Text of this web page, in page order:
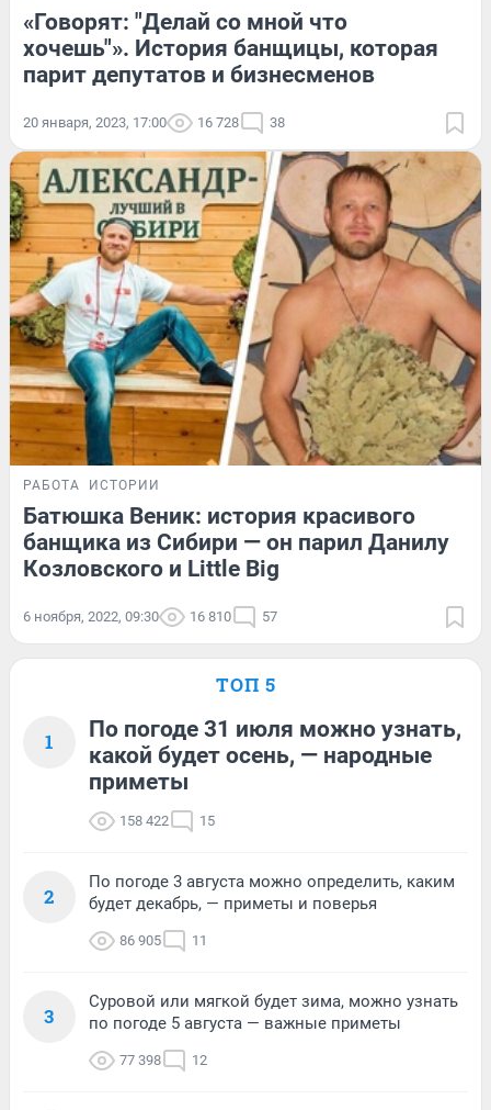
«Говорят: "Делай со мной что
хочешь"». История банщицы, которая
парит депутатов и бизнесменов
20 января, 2023, 17:00 16 728 38
РАБОТА ИСТОРИИ
Батюшка Веник: история красивого
банщика из Сибири — он парил Данилу
Козловского и Little Big
6 ноября, 2022, 09:30 16 810 57
ТОП 5
1
По погоде 31 июля можно узнать,
какой будет осень, — народные
приметы
158 422 15
2
По погоде 3 августа можно определить, каким
будет декабрь, — приметы и поверья
86 905 11
3
Суровой или мягкой будет зима, можно узнать
по погоде 5 августа — важные приметы
77 398 12